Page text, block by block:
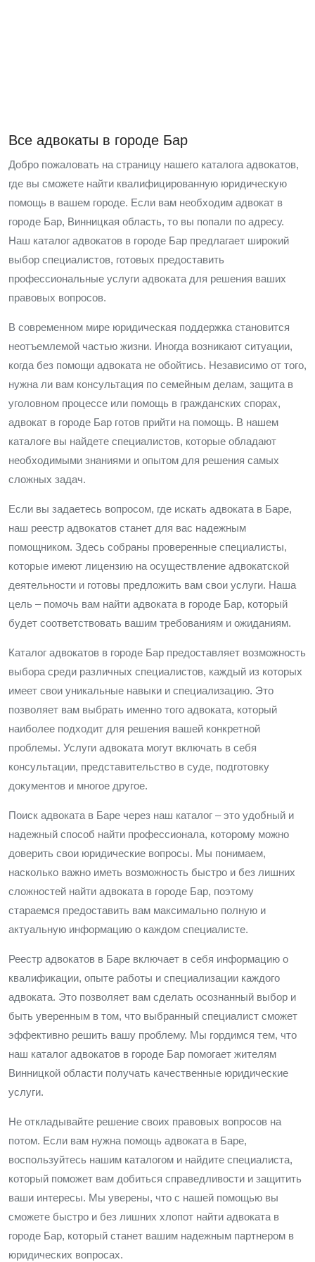
Все адвокаты в городе Бар
Добро пожаловать на страницу нашего каталога адвокатов,
где вы сможете найти квалифицированную юридическую
помощь в вашем городе. Если вам необходим адвокат в
городе Бар, Винницкая область, то вы попали по адресу.
Наш каталог адвокатов в городе Бар предлагает широкий
выбор специалистов, готовых предоставить
профессиональные услуги адвоката для решения ваших
правовых вопросов.
В современном мире юридическая поддержка становится
неотъемлемой частью жизни. Иногда возникают ситуации,
когда без помощи адвоката не обойтись. Независимо от того,
нужна ли вам консультация по семейным делам, защита в
уголовном процессе или помощь в гражданских спорах,
адвокат в городе Бар готов прийти на помощь. В нашем
каталоге вы найдете специалистов, которые обладают
необходимыми знаниями и опытом для решения самых
сложных задач.
Если вы задаетесь вопросом, где искать адвоката в Баре,
наш реестр адвокатов станет для вас надежным
помощником. Здесь собраны проверенные специалисты,
которые имеют лицензию на осуществление адвокатской
деятельности и готовы предложить вам свои услуги. Наша
цель – помочь вам найти адвоката в городе Бар, который
будет соответствовать вашим требованиям и ожиданиям.
Каталог адвокатов в городе Бар предоставляет возможность
выбора среди различных специалистов, каждый из которых
имеет свои уникальные навыки и специализацию. Это
позволяет вам выбрать именно того адвоката, который
наиболее подходит для решения вашей конкретной
проблемы. Услуги адвоката могут включать в себя
консультации, представительство в суде, подготовку
документов и многое другое.
Поиск адвоката в Баре через наш каталог – это удобный и
надежный способ найти профессионала, которому можно
доверить свои юридические вопросы. Мы понимаем,
насколько важно иметь возможность быстро и без лишних
сложностей найти адвоката в городе Бар, поэтому
стараемся предоставить вам максимально полную и
актуальную информацию о каждом специалисте.
Реестр адвокатов в Баре включает в себя информацию о
квалификации, опыте работы и специализации каждого
адвоката. Это позволяет вам сделать осознанный выбор и
быть уверенным в том, что выбранный специалист сможет
эффективно решить вашу проблему. Мы гордимся тем, что
наш каталог адвокатов в городе Бар помогает жителям
Винницкой области получать качественные юридические
услуги.
Не откладывайте решение своих правовых вопросов на
потом. Если вам нужна помощь адвоката в Баре,
воспользуйтесь нашим каталогом и найдите специалиста,
который поможет вам добиться справедливости и защитить
ваши интересы. Мы уверены, что с нашей помощью вы
сможете быстро и без лишних хлопот найти адвоката в
городе Бар, который станет вашим надежным партнером в
юридических вопросах.